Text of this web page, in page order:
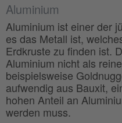
Aluminium
Aluminium ist einer der
es das Metall ist,
Erdkruste zu finden ist.
Aluminium nicht als
beispielsweise
aufwendig aus Bauxit,
hohen Anteil an
werden muss.